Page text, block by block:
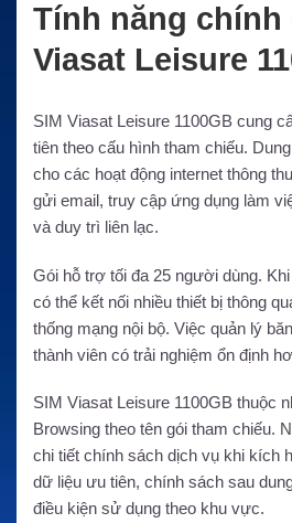
Tính năng chính
Viasat Leisure
SIM Viasat Leisure 1100GB cung
tiên theo cấu hình tham chiếu.
cho các hoạt động internet thông
gửi email, truy cập ứng dụng làm
và duy trì liên lạc.
Gói hỗ trợ tối đa 25 người dùng.
có thể kết nối nhiều thiết bị thông
thống mạng nội bộ. Việc quản lý
thành viên có trải nghiệm ổn định
SIM Viasat Leisure 1100GB thuộc
Browsing theo tên gói tham chiếu.
chi tiết chính sách dịch vụ khi kích
dữ liệu ưu tiên, chính sách sau
điều kiện sử dụng theo khu vực.